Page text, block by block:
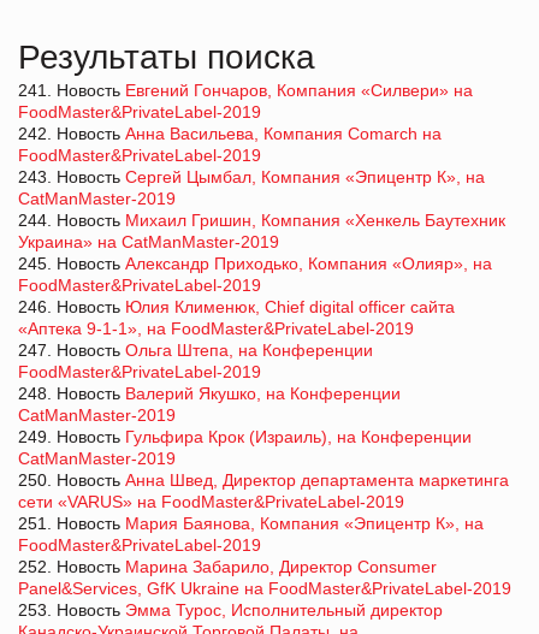
Результаты поиска
241. Новость Евгений Гончаров, Компания «Силвери» на
FoodMaster&PrivateLabel-2019
242. Новость Анна Васильева, Компания Comarch на
FoodMaster&PrivateLabel-2019
243. Новость Сергей Цымбал, Компания «Эпицентр К», на
CatManMaster-2019
244. Новость Михаил Гришин, Компания «Хенкель Баутехник
Украина» на CatManMaster-2019
245. Новость Александр Приходько, Компания «Олияр», на
FoodMaster&PrivateLabel-2019
246. Новость Юлия Клименюк, Chief digital officer сайта
«Аптека 9-1-1», на FoodMaster&PrivateLabel-2019
247. Новость Ольга Штепа, на Конференции
FoodMaster&PrivateLabel-2019
248. Новость Валерий Якушко, на Конференции
CatManMaster-2019
249. Новость Гульфира Крок (Израиль), на Конференции
CatManMaster-2019
250. Новость Анна Швед, Директор департамента маркетинга
сети «VARUS» на FoodMaster&PrivateLabel-2019
251. Новость Мария Баянова, Компания «Эпицентр К», на
FoodMaster&PrivateLabel-2019
252. Новость Марина Забарило, Директор Consumer
Panel&Services, GfK Ukraine на FoodMaster&PrivateLabel-2019
253. Новость Эмма Турос, Исполнительный директор